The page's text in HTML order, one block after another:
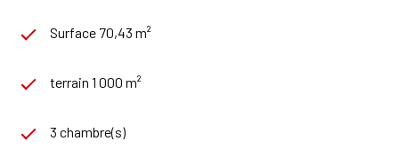
Surface 70,43 m²
terrain 1 000 m²
3 chambre(s)